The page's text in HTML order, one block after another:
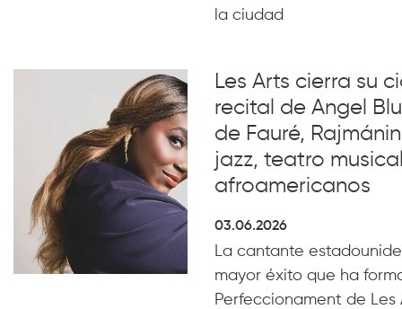
la ciudad
Les Arts cierra su
recital de Angel
de Fauré,
jazz, teatro
afroamericanos
03.06.2026
La cantante
mayor éxito que ha
Perfeccionament de Les